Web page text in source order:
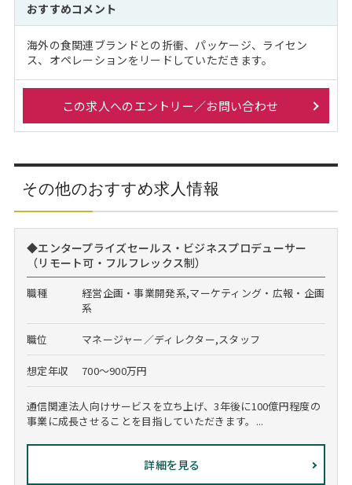
おすすめコメント
海外の食関連ブランドとの折衝、パッケージ、ライセン
ス、オペレーションをリードしていただきます。
この求人へのエントリー／お問い合わせ
その他のおすすめ求人情報
◆エンタープライズセールス・ビジネスプロデューサー
（リモート可・フルフレックス制）
職種
経営企画・事業開発系,マーケティング・広報・企画
系
職位 マネージャー／ディレクター,スタッフ
想定年収 700～900万円
通信関連法人向けサービスを立ち上げ、3年後に100億円程度の
事業に成長させることを目指していただきます。...
詳細を見る